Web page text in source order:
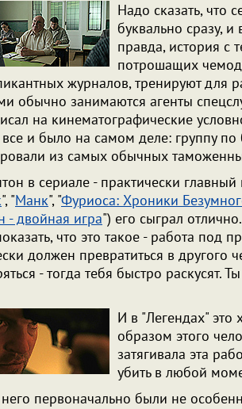
Надо сказать, что
буквально сразу,
правда, история с
потрошащих
журналов, тренируют
обычно занимаются агенты
на кинематографические
и было на самом деле: группу
из самых обычных
в сериале - практически
", "Манк", "Фуриоса: Хроники
- двойная игра") его сыграл
что это такое - работа под
должен превратиться в другого
- тогда тебя быстро раскусят.
И в "Легендах"
образом этого
затягивала эта
убить в любой
первоначально были не